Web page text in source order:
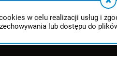
w celu realizacji usług i
lub dostępu do